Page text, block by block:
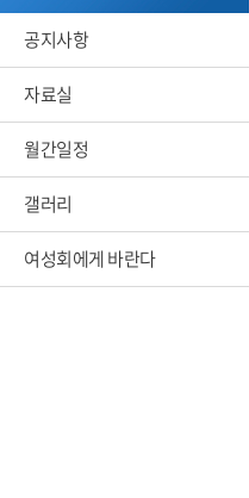
공지사항
자료실
월간일정
갤러리
여성회에게 바란다